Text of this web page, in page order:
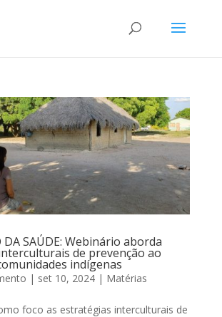
DA SAÚDE: Webinário aborda
de prevenção ao
indígenas
| set 10, 2024| Matérias
foco as estratégias interculturais de